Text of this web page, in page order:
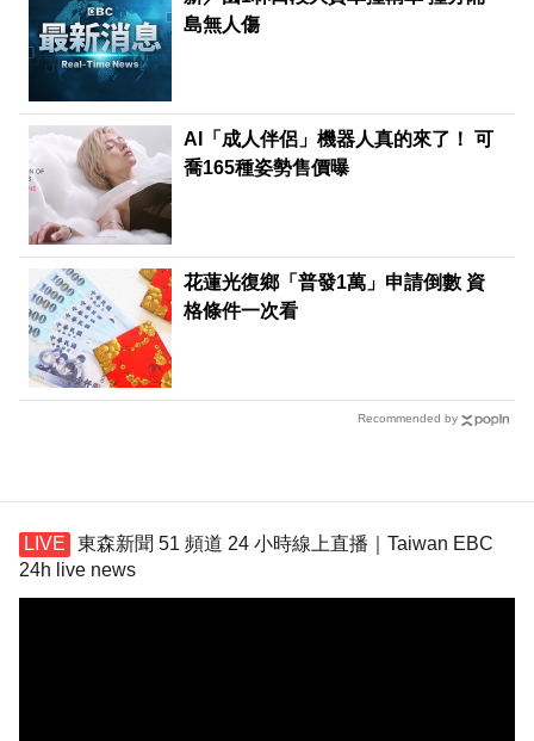
島無人傷
AI「成人伴侶」機器人真的來了！ 可
喬165種姿勢售價曝
花蓮光復鄉「普發1萬」申請倒數 資
格條件一次看
Recommended by
東森新聞 51 頻道 24 小時線上直播｜Taiwan EBC
24h live news